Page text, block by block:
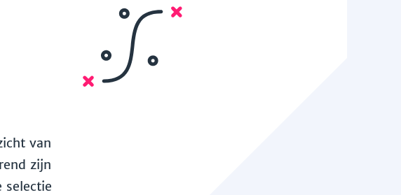
van
zijn
selectie